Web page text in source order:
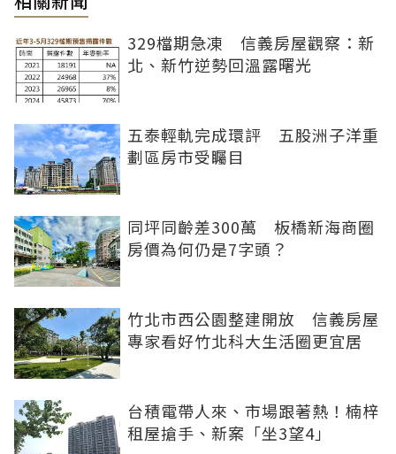
329檔期急凍 信義房屋觀察：新
北、新竹逆勢回溫露曙光
五泰輕軌完成環評 五股洲子洋重
劃區房市受矚目
同坪同齡差300萬 板橋新海商圈
房價為何仍是7字頭？
竹北市西公園整建開放 信義房屋
專家看好竹北科大生活圈更宜居
台積電帶人來、市場跟著熱！楠梓
租屋搶手、新案「坐3望4」